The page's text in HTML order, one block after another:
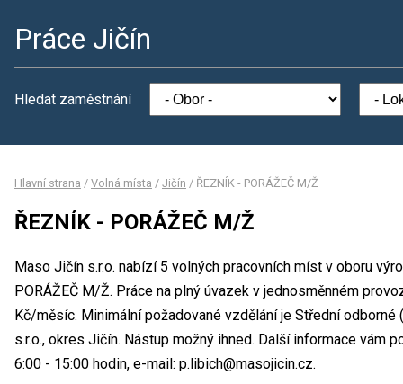
Práce Jičín
Hledat zaměstnání
Hlavní strana / Volná místa / Jičín / ŘEZNÍK - PORÁŽEČ M/Ž
ŘEZNÍK - PORÁŽEČ M/Ž
Maso Jičín s.r.o. nabízí 5 volných pracovních míst v oboru
PORÁŽEČ M/Ž. Práce na plný úvazek v jednosměnném
Kč/měsíc. Minimální požadované vzdělání je Střední
s.r.o., okres Jičín. Nástup možný ihned. Další informace vám
6:00 - 15:00 hodin, e-mail: p.libich@masojicin.cz.